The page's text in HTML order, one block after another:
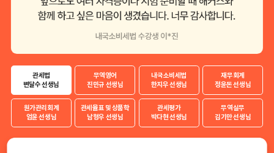
관세법
변달수 선생님
무역영어
진민규 선생님
내국소비세법
한지우 선생님
재무회계
정윤돈 선생님
원가관리회계
엄윤 선생님
관세율표 및 상품학
남형우 선생님
관세평가
박다현 선생님
무역실무
김기만 선생님